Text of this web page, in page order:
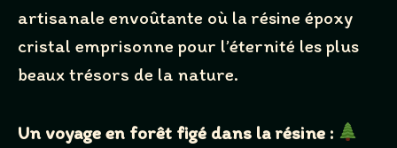
artisanale envoûtante où la résine époxy
cristal emprisonne pour l’éternité les plus
beaux trésors de la nature.
Un voyage en forêt figé dans la résine :